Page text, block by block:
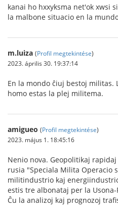
kanai ho hxxyksma net'ok xwsi
la malbone situacio en la
m.luiza (Profil megtekintése)
2023. április 30. 19:37:14
En la mondo ĉiuj bestoj militas.
homo estas la plej militema.
amigueo (Profil megtekintése)
2023. május 1. 18:45:16
Nenio nova. Geopolitikaj
rusia "Speciala Milita Operacio
militindustrio kaj
estis tre albonataj per la
Ĉu la analizoj kaj prognozoj